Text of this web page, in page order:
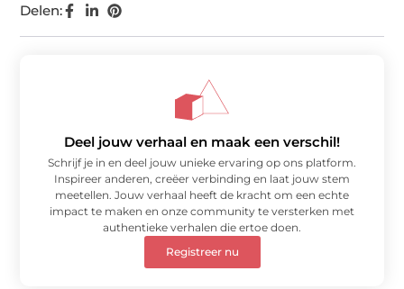
Delen:
Deel jouw verhaal en maak een verschil!
Schrijf je in en deel jouw unieke ervaring op ons platform.
Inspireer anderen, creëer verbinding en laat jouw stem
meetellen. Jouw verhaal heeft de kracht om een echte
impact te maken en onze community te versterken met
authentieke verhalen die ertoe doen.
Registreer nu